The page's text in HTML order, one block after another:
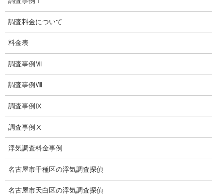
総合探偵社ミライリサーチ
愛知県名古屋市中区栄3-7ｰ4
Toshin.Sakuraビル 10F
愛知県名古屋市中区新栄2丁目41-11
ベストビル6B
愛知県公安委員会 第54250033号
調査料金について
料金表
調査事例Ⅶ
調査事例Ⅷ
調査事例Ⅸ
調査事例Ⅹ
浮気調査料金事例
名古屋市千種区の浮気調査探偵
名古屋市天白区の浮気調査探偵